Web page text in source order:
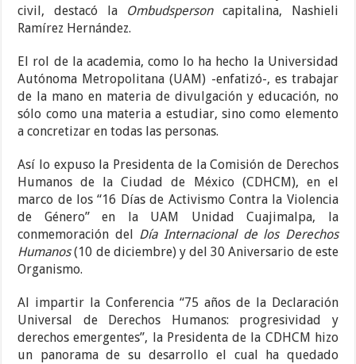
civil, destacó la Ombudspersoncapitalina, Nashieli
Ramírez Hernández.
El rol de la academia, como lo ha hecho la Universidad
Autónoma Metropolitana (UAM) -enfatizó-, es trabajar
de la mano en materia de divulgación y educación, no
sólo como una materia a estudiar, sino como elemento
a concretizar en todas las personas.
Así lo expuso la Presidenta de la Comisión de Derechos
Humanos de la Ciudad de México (CDHCM), en el
marco de los “16 Días de Activismo Contra la Violencia
de Género” en la UAM Unidad Cuajimalpa, la
conmemoración del Día Internacional de los Derechos
Humanos(10 de diciembre) y del 30 Aniversario de este
Organismo.
Al impartir la Conferencia “75 años de la Declaración
Universal de Derechos Humanos: progresividad y
derechos emergentes”, la Presidenta de la CDHCM hizo
un panorama de su desarrollo el cual ha quedado